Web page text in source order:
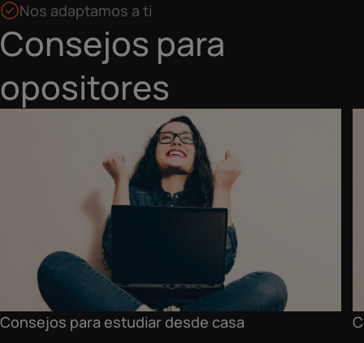
Nos adaptamos a ti
Consejos para
opositores
Consejos para estudiar desde casa